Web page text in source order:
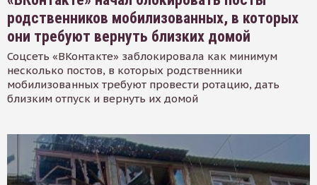
родственников мобилизованных, в которых
они требуют вернуть близких домой
Соцсеть «ВКонтакте» заблокировала как минимум
несколько постов, в которых родственники
мобилизованных требуют провести ротацию, дать
близким отпуск и вернуть их домой